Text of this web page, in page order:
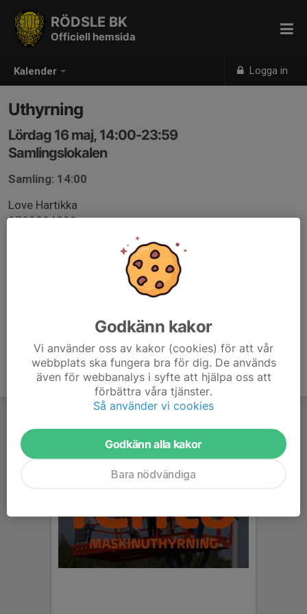
Kalender Logga in
RÖDSLE BK
Officiell hemsida
Uthyrning
Lördag 16 maj, 14:00-23:59
Samlingslokalen
Samling: 14:00
Love Hartikka
0733884232
Godkänn kakor
Vi använder oss av kakor (cookies) för att vår
webbplats ska fungera bra för dig. De används
även för webbanalys i syfte att hjälpa oss att
förbättra våra tjänster.
Så använder vi cookies
Godkänn alla kakor
Bara nödvändiga